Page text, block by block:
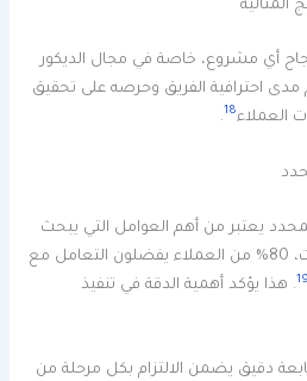
المثالية
أي مشروع، خاصة في مجال الديكور
مدى احترافية الفريق وحرصه على تحقيق
العملاء18
.
يعتبر من أهم العوامل التي يبحث
عنها العملاء. وفقًا للإحصائيات، 80% من العملاء يفضلون التعامل مع
19. هذا يؤكد أهمية الدقة في تنفيذ
دقيق يضمن الالتزام بكل مرحلة من